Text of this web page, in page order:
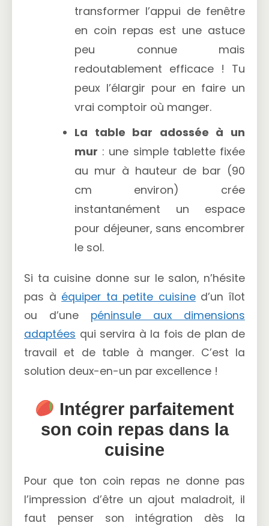
transformer l’appui de fenêtre
en coin repas est une astuce
peu connue mais
redoutablement efficace ! Tu
peux l’élargir pour en faire un
vrai comptoir où manger.
La table bar adossée à un
mur : une simple tablette fixée
au mur à hauteur de bar (90
cm environ) crée
instantanément un espace
pour déjeuner, sans encombrer
le sol.
Si ta cuisine donne sur le salon, n’hésite
pas à équiper ta petite cuisined’un îlot
ou d’une péninsule aux dimensions
adaptées qui servira à la fois de plan de
travail et de table à manger. C’est la
solution deux-en-un par excellence !
Intégrer parfaitement
son coin repas dans la
cuisine
Pour que ton coin repas ne donne pas
l’impression d’être un ajout maladroit, il
faut penser son intégration dès la